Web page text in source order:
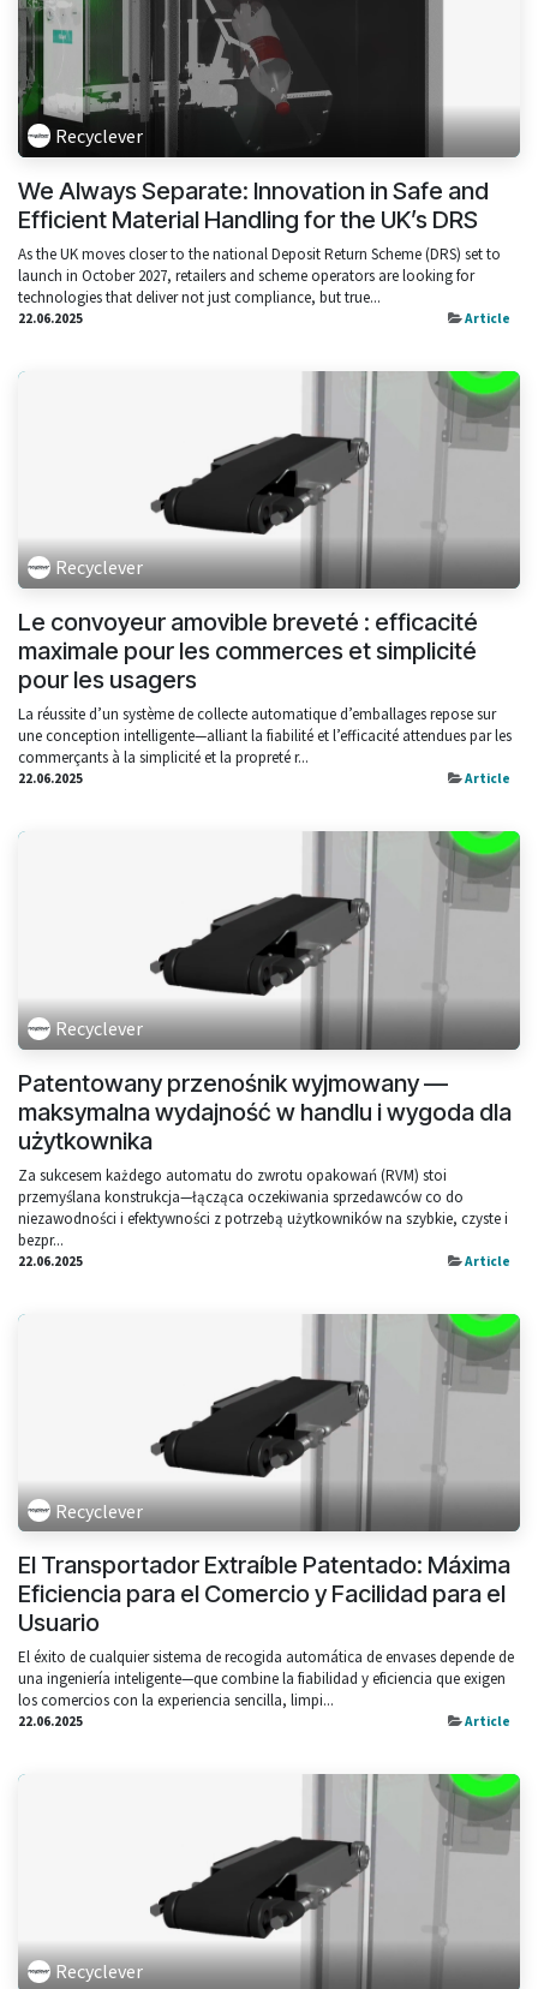
Recyclever
We Always Separate: Innovation in Safe and
Efficient Material Handling for the UK’s DRS
As the UK moves closer to the national Deposit Return Scheme (DRS) set to
launch in October 2027, retailers and scheme operators are looking for
technologies that deliver not just compliance, but true...
22.06.2025 Article
Recyclever
Le convoyeur amovible breveté : efficacité
maximale pour les commerces et simplicité
pour les usagers
La réussite d’un système de collecte automatique d’emballages repose sur
une conception intelligente—alliant la fiabilité et l’efficacité attendues par les
commerçants à la simplicité et la propreté r...
22.06.2025 Article
Recyclever
Patentowany przenośnik wyjmowany —
maksymalna wydajność w handlu i wygoda dla
użytkownika
Za sukcesem każdego automatu do zwrotu opakowań (RVM) stoi
przemyślana konstrukcja—łącząca oczekiwania sprzedawców co do
niezawodności i efektywności z potrzebą użytkowników na szybkie, czyste i
bezpr...
22.06.2025 Article
Recyclever
El Transportador Extraíble Patentado: Máxima
Eficiencia para el Comercio y Facilidad para el
Usuario
El éxito de cualquier sistema de recogida automática de envases depende de
una ingeniería inteligente—que combine la fiabilidad y eficiencia que exigen
los comercios con la experiencia sencilla, limpi...
22.06.2025 Article
Recyclever